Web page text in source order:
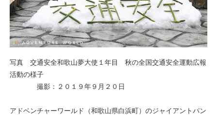
写真 交通安全和歌山夢大使１年目 秋の全国交通安全運動広報
活動の様子
撮影：２０１９年９月２０日
アドベンチャーワールド（和歌山県白浜町）のジャイアントパン